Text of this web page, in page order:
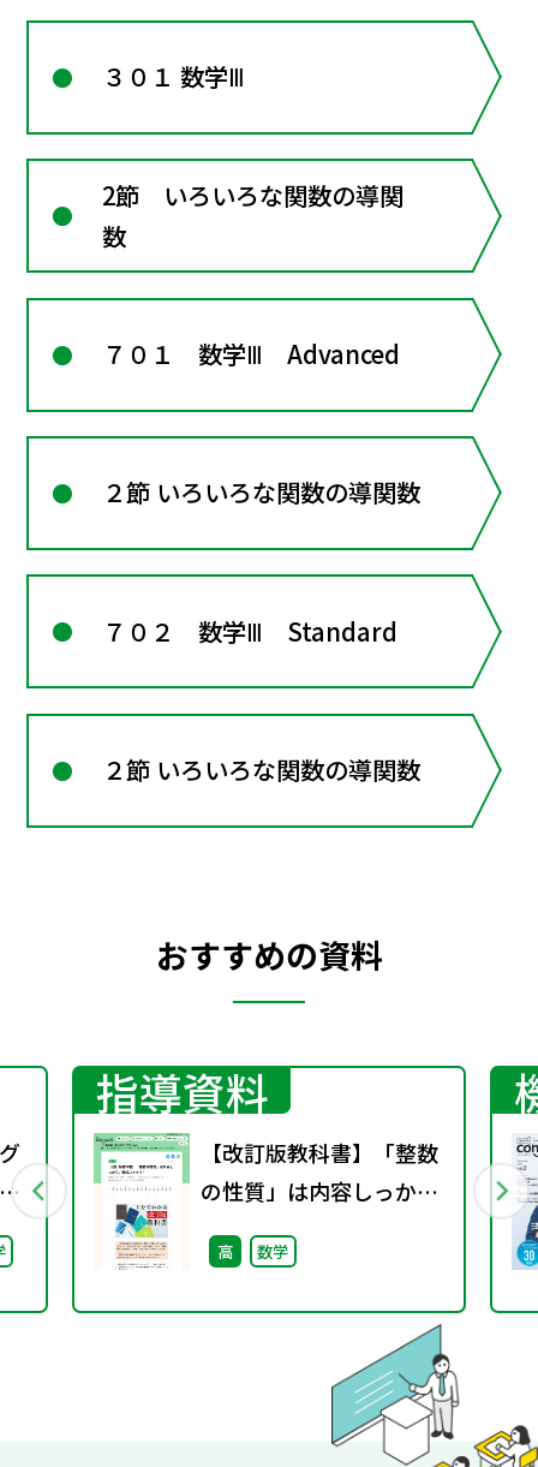
３０１ 数学Ⅲ
2節 いろいろな関数の導関
数
７０１ 数学Ⅲ Advanced
２節 いろいろな関数の導関数
７０２ 数学Ⅲ Standard
２節 いろいろな関数の導関数
おすすめの資料
指導資料
【改訂版教科書】「整数
の性質」は内容しっか
り，構成ハッキリ！
高 数学